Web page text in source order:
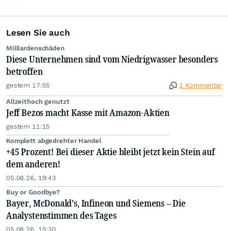
Lesen Sie auch
Milliardenschäden
Diese Unternehmen sind vom Niedrigwasser besonders
betroffen
gestern 17:55 1 Kommentar
Allzeithoch genutzt
Jeff Bezos macht Kasse mit Amazon-Aktien
gestern 11:15
Komplett abgedrehter Handel
+45 Prozent! Bei dieser Aktie bleibt jetzt kein Stein auf
dem anderen!
05.08.26, 19:43
Buy or Goodbye?
Bayer, McDonald's, Infineon und Siemens – Die
Analystenstimmen des Tages
05.08.26, 15:30